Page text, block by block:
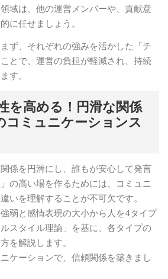
域は、他の運営メンバーや、貢献意
に任せましょう。
ず、それぞれの強みを活かした「チ
とで、運営の負担が軽減され、持続
す。
を高める！円滑な関係
コミュニケーションス
係を円滑にし、誰もが安心して発言
の高い場を作るためには、コミュニ
いを理解することが不可欠です。
弱と感情表現の大小から人を4タイプ
スタイル理論」を基に、各タイプの
を解説します。
ケーションで、信頼関係を築きまし